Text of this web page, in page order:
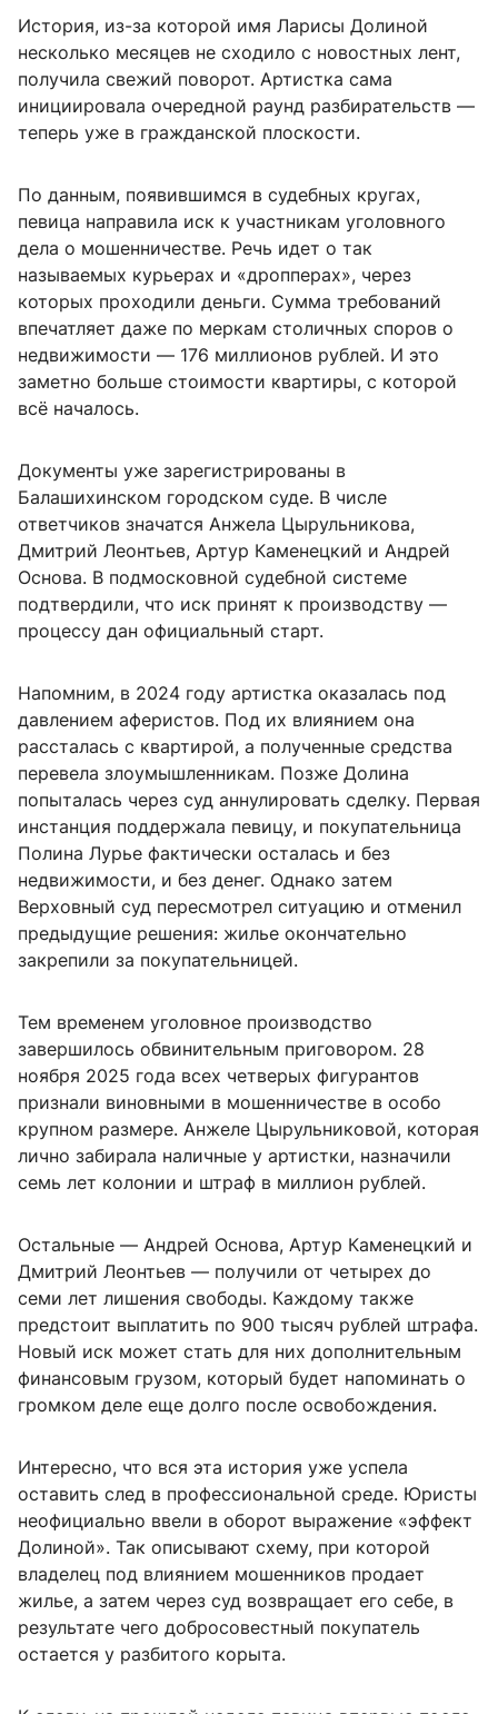
История, из-за которой имя Ларисы Долиной
несколько месяцев не сходило с новостных лент,
получила свежий поворот. Артистка сама
инициировала очередной раунд разбирательств —
теперь уже в гражданской плоскости.
По данным, появившимся в судебных кругах,
певица направила иск к участникам уголовного
дела о мошенничестве. Речь идет о так
называемых курьерах и «дропперах», через
которых проходили деньги. Сумма требований
впечатляет даже по меркам столичных споров о
недвижимости — 176 миллионов рублей. И это
заметно больше стоимости квартиры, с которой
всё началось.
Документы уже зарегистрированы в
Балашихинском городском суде. В числе
ответчиков значатся Анжела Цырульникова,
Дмитрий Леонтьев, Артур Каменецкий и Андрей
Основа. В подмосковной судебной системе
подтвердили, что иск принят к производству —
процессу дан официальный старт.
Напомним, в 2024 году артистка оказалась под
давлением аферистов. Под их влиянием она
рассталась с квартирой, а полученные средства
перевела злоумышленникам. Позже Долина
попыталась через суд аннулировать сделку. Первая
инстанция поддержала певицу, и покупательница
Полина Лурье фактически осталась и без
недвижимости, и без денег. Однако затем
Верховный суд пересмотрел ситуацию и отменил
предыдущие решения: жилье окончательно
закрепили за покупательницей.
Тем временем уголовное производство
завершилось обвинительным приговором. 28
ноября 2025 года всех четверых фигурантов
признали виновными в мошенничестве в особо
крупном размере. Анжеле Цырульниковой, которая
лично забирала наличные у артистки, назначили
семь лет колонии и штраф в миллион рублей.
Остальные — Андрей Основа, Артур Каменецкий и
Дмитрий Леонтьев — получили от четырех до
семи лет лишения свободы. Каждому также
предстоит выплатить по 900 тысяч рублей штрафа.
Новый иск может стать для них дополнительным
финансовым грузом, который будет напоминать о
громком деле еще долго после освобождения.
Интересно, что вся эта история уже успела
оставить след в профессиональной среде. Юристы
неофициально ввели в оборот выражение «эффект
Долиной». Так описывают схему, при которой
владелец под влиянием мошенников продает
жилье, а затем через суд возвращает его себе, в
результате чего добросовестный покупатель
остается у разбитого корыта.